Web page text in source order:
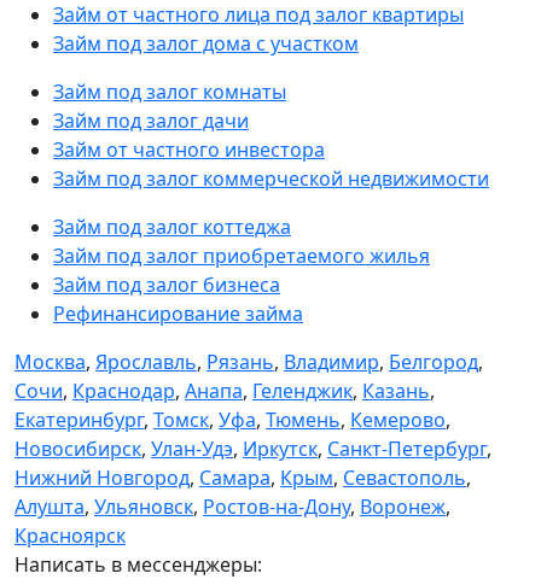
Займ от частного лица под залог квартиры
Займ под залог дома с участком
Займ под залог комнаты
Займ под залог дачи
Займ от частного инвестора
Займ под залог коммерческой недвижимости
Займ под залог коттеджа
Займ под залог приобретаемого жилья
Займ под залог бизнеса
Рефинансирование займа
Москва, Ярославль, Рязань, Владимир, Белгород,
Сочи, Краснодар, Анапа, Геленджик, Казань,
Екатеринбург, Томск, Уфа, Тюмень, Кемерово,
Новосибирск, Улан-Удэ, Иркутск, Санкт-Петербург,
Нижний Новгород, Самара, Крым, Севастополь,
Алушта, Ульяновск, Ростов-на-Дону, Воронеж,
Красноярск
Написать в мессенджеры: